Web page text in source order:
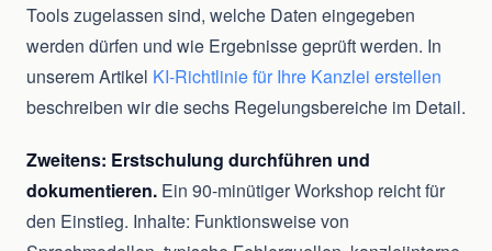
Tools zugelassen sind, welche Daten eingegeben
werden dürfen und wie Ergebnisse geprüft werden. In
unserem Artikel KI-Richtlinie für Ihre Kanzlei erstellen
beschreiben wir die sechs Regelungsbereiche im Detail.
Zweitens: Erstschulung durchführen und
dokumentieren. Ein 90-minütiger Workshop reicht für
den Einstieg. Inhalte: Funktionsweise von